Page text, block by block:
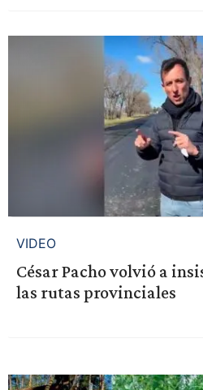
VIDEO
César Pacho volvió a
las rutas provinciales